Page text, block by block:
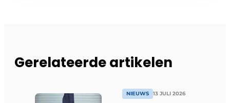
Gerelateerde artikelen
NIEUWS 13 JULI 2026